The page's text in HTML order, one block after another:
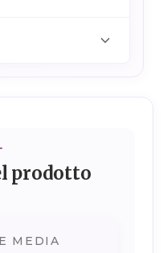
prodotto
MEDIA